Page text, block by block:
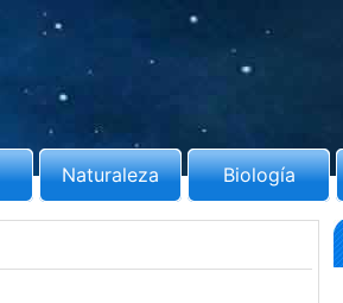
Naturaleza Biología